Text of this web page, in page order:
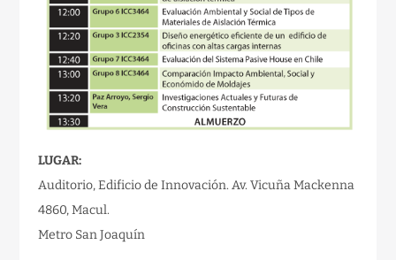
LUGAR:
Auditorio, Edificio de Innovación. Av. Vicuña Mackenna
4860, Macul.
Metro San Joaquín